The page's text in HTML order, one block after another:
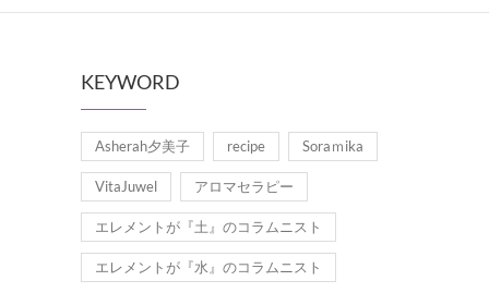
KEYWORD
Asherah夕美子 recipe Soraｍika
VitaJuwel アロマセラピー
エレメントが『土』のコラムニスト
エレメントが『水』のコラムニスト